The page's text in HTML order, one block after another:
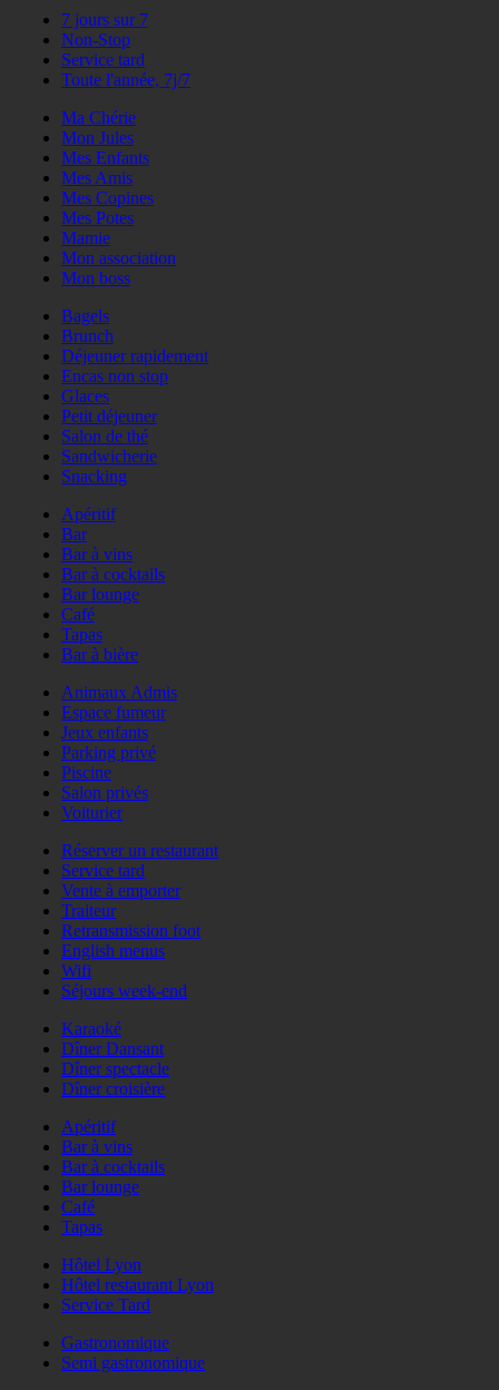
7 jours sur 7
Non-Stop
Service tard
Toute l'année, 7j/7
Ma Chérie
Mon Jules
Mes Enfants
Mes Amis
Mes Copines
Mes Potes
Mamie
Mon association
Mon boss
Bagels
Brunch
Déjeuner rapidement
Encas non stop
Glaces
Petit déjeuner
Salon de thé
Sandwicherie
Snacking
Apéritif
Bar
Bar à vins
Bar à cocktails
Bar lounge
Café
Tapas
Bar à bière
Animaux Admis
Espace fumeur
Jeux enfants
Parking privé
Piscine
Salon privés
Voiturier
Réserver un restaurant
Service tard
Vente à emporter
Traiteur
Retransmission foot
English menus
Wifi
Séjours week-end
Karaoké
Dîner Dansant
Dîner spectacle
Dîner croisière
Apéritif
Bar à vins
Bar à cocktails
Bar lounge
Café
Tapas
Hôtel Lyon
Hôtel restaurant Lyon
Service Tard
Gastronomique
Semi gastronomique